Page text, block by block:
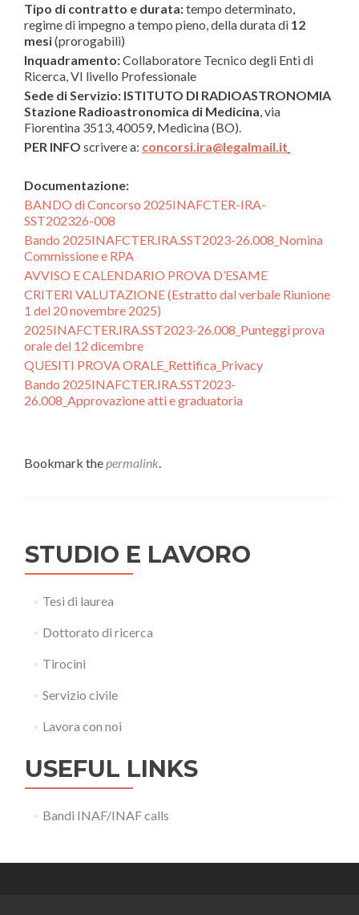
Tipo di contratto e durata:tempo determinato,
regime di impegno a tempo pieno, della durata di 12
mesi(prorogabili)
Inquadramento:Collaboratore Tecnico degli Enti di
Ricerca, VI livello Professionale
Sede di Servizio: ISTITUTO DI RADIOASTRONOMIA
Stazione Radioastronomica di Medicina, via
Fiorentina 3513, 40059, Medicina (BO).
PER INFO scrivere a: concorsi.ira@legalmail.it
Documentazione:
BANDO di Concorso 2025INAFCTER-IRA-
SST202326-008
Bando 2025INAFCTER.IRA.SST2023-26.008_Nomina
Commissione e RPA
AVVISO E CALENDARIO PROVA D’ESAME
CRITERI VALUTAZIONE (Estratto dal verbale Riunione
1 del 20 novembre 2025)
2025INAFCTER.IRA.SST2023-26.008_Punteggi prova
orale del 12 dicembre
QUESITI PROVA ORALE_Rettifica_Privacy
Bando 2025INAFCTER.IRA.SST2023-
26.008_Approvazione atti e graduatoria
Bookmark thepermalink.
STUDIO E LAVORO
Tesi di laurea
Dottorato di ricerca
Tirocini
Servizio civile
Lavora con noi
USEFUL LINKS
Bandi INAF/INAF calls